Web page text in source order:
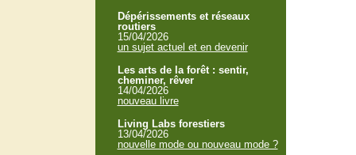
Dépérissements et réseaux
routiers
15/04/2026
un sujet actuel et en devenir
Les arts de la forêt : sentir,
cheminer, rêver
14/04/2026
nouveau livre
Living Labs forestiers
13/04/2026
nouvelle mode ou nouveau mode ?